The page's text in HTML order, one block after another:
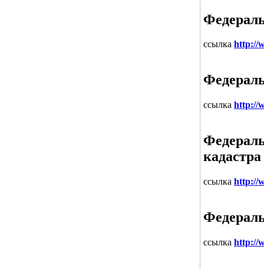
ссылка http://
ссылка http://
ссылка http://
ссылка http://